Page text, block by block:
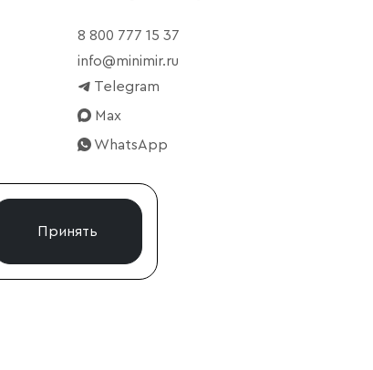
8 800 777 15 37
info@minimir.ru
Telegram
Max
WhatsApp
Принять